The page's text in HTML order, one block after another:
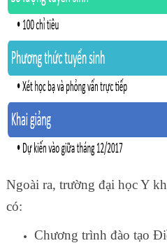
Ngoài ra, trường đại học Y
có:
Chương trình đào tạo